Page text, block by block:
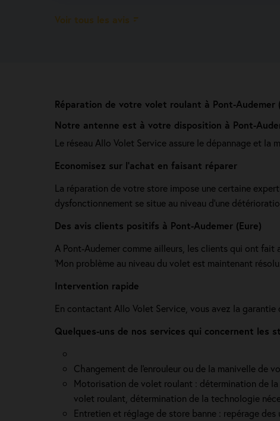
Réparation de votre volet roulant à Pont-Audemer
Notre antenne est à votre disposition à Pont-
Le réseau Allo Volet Service assure le dépannage et
Economisez sur l'achat en faisant réparer
La réparation de votre store impose une certaine
dysfonctionnement se situe au niveau d'une
Des avis clients positifs à Pont-Audemer (Eure)
A Pont-Audemer comme ailleurs, les clients qui ont
'Mon problème au niveau du volet est maintenant
Intervention rapide
En contactant Allo Volet Service, vous avez la garantie
Quelques-uns de nos services qui concernent les
Changement de l'enrouleur ou de la manivelle de
Motorisation de volet roulant : détermination de
volet roulant, détermination de la technologie
Entretien et réglage de store banne : repérage
Voir tous les avis